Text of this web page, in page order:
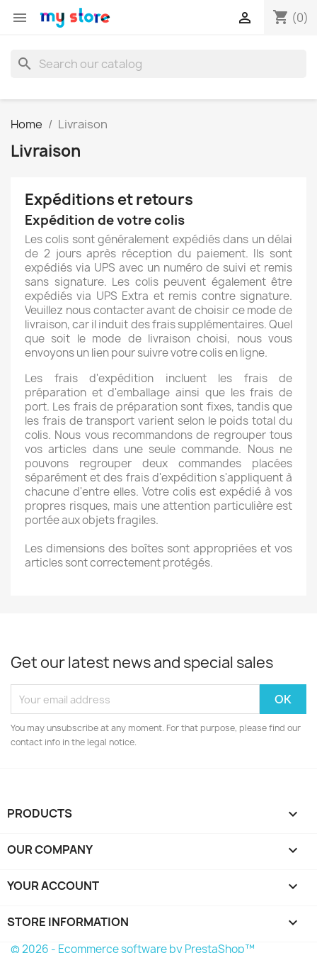
 shopping_cart (0)

search
Home Livraison
Livraison
Expéditions et retours
Expédition de votre colis
Les colis sont généralement expédiés dans un délai
de 2 jours après réception du paiement. Ils sont
expédiés via UPS avec un numéro de suivi et remis
sans signature. Les colis peuvent également être
expédiés via UPS Extra et remis contre signature.
Veuillez nous contacter avant de choisir ce mode de
livraison, car il induit des frais supplémentaires. Quel
que soit le mode de livraison choisi, nous vous
envoyons un lien pour suivre votre colis en ligne.
Les frais d'expédition incluent les frais de
préparation et d'emballage ainsi que les frais de
port. Les frais de préparation sont fixes, tandis que
les frais de transport varient selon le poids total du
colis. Nous vous recommandons de regrouper tous
vos articles dans une seule commande. Nous ne
pouvons regrouper deux commandes placées
séparément et des frais d'expédition s'appliquent à
chacune d'entre elles. Votre colis est expédié à vos
propres risques, mais une attention particulière est
portée aux objets fragiles.
Les dimensions des boîtes sont appropriées et vos
articles sont correctement protégés.
Get our latest news and special sales
You may unsubscribe at any moment. For that purpose, please find our
contact info in the legal notice.
PRODUCTS 
OUR COMPANY 
YOUR ACCOUNT 
STORE INFORMATION keyboard_arrow_down
© 2026 - Ecommerce software by PrestaShop™